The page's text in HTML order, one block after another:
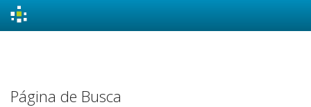
Página de Busca